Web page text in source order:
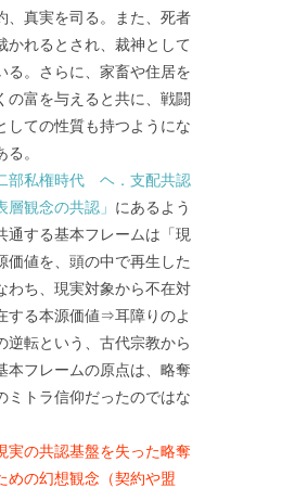
、真実を司る。また、死者
かれるとされ、裁神として
る。さらに、家畜や住居を
の富を与えると共に、戦闘
しての性質も持つようにな
。
部私権時代 ヘ．支配共認
層観念の共認」 にあるよう
通する基本フレームは「現
価値を、頭の中で再生した
わち、現実対象から不在対
する本源価値⇒耳障りのよ
逆転という、古代宗教から
本フレームの原点は、略奪
ミトラ信仰だったのではな
実の共認基盤を失った略奪
めの幻想観念（契約や盟